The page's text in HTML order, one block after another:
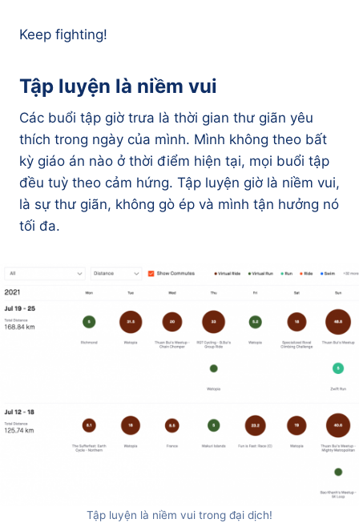
Keep fighting!
Tập luyện là niềm vui
Các buổi tập giờ trưa là thời gian thư giãn yêu
thích trong ngày của mình. Mình không theo bất
kỳ giáo án nào ở thời điểm hiện tại, mọi buổi tập
đều tuỳ theo cảm hứng. Tập luyện giờ là niềm vui,
là sự thư giãn, không gò ép và mình tận hưởng nó
tối đa.
Tập luyện là niềm vui trong đại dịch!